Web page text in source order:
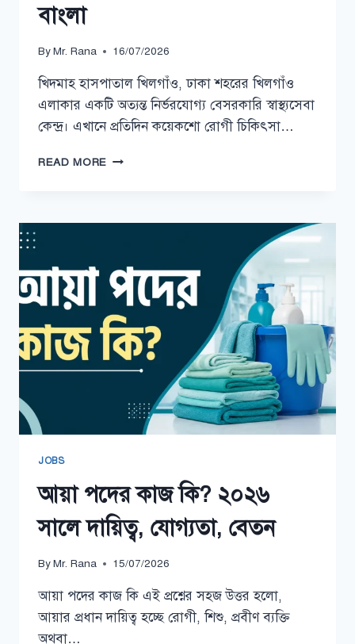
বাংলা
ByMr. Rana 16/07/2026
খিদমাহ হাসপাতাল খিলগাঁও, ঢাকা শহরের খিলগাঁও
এলাকার একটি অত্যন্ত নির্ভরযোগ্য বেসরকারি স্বাস্থ্যসেবা
কেন্দ্র। এখানে প্রতিদিন কয়েকশো রোগী চিকিৎসা…
READ MORE খিদমাহ
বাংলা
JOBS
আয়া পদের কাজ কি? ২০২৬
সালে দায়িত্ব, যোগ্যতা, বেতন
ByMr. Rana 15/07/2026
আয়া পদের কাজ কি এই প্রশ্নের সহজ উত্তর হলো,
আয়ার প্রধান দায়িত্ব হচ্ছে রোগী, শিশু, প্রবীণ ব্যক্তি
অথবা…